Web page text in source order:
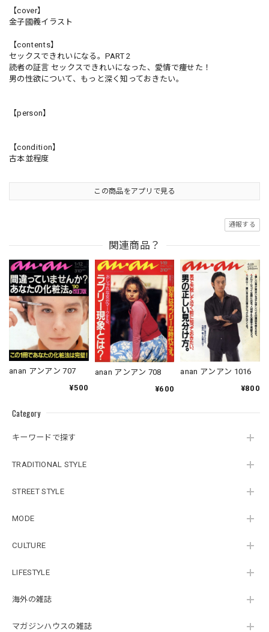
Category
キーワードで探す
TRADITIONAL STYLE
STREET STYLE
MODE
CULTURE
LIFESTYLE
海外の雑誌
マガジンハウスの雑誌
【cover】
金子國義イラスト
【contents】
セックスできれいになる。PART 2
読者の証言 セックスできれいになった、愛情で痩せた！
男の性欲について、もっと深く知っておきたい。
【person】
【condition】
古本並程度
この商品をアプリで見る
通報する
関連商品？
anan アンアン 707
¥500
anan アンアン 708
¥600
anan アンアン 1016
¥800